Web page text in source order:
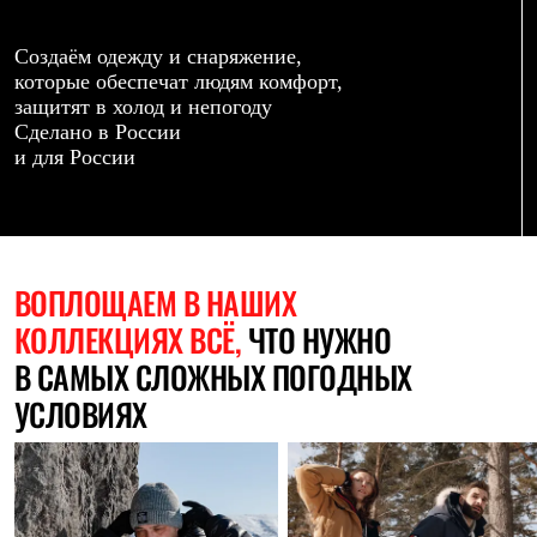
Среднее термобелье
Легкое термобелье
Лёгкая одежда
Футболки
Рубашки
Толстовки
Женская одежда
Брюки
Жилеты
Утепленная синтетикой
Куртки
Брюки
Штормовая одежда
Куртки
Софтшелл одежда
Куртки
Брюки
Лёгкая одежда
Создаём одежду и снаряжение,
которые обеспечат людям комфорт,
защитят в холод и непогоду
Сделано в России
и для России
ВОПЛОЩАЕМВ НАШИХ
КОЛЛЕКЦИЯХ ВСЁ,ЧТО НУЖНО
В САМЫХ СЛОЖНЫХ ПОГОДНЫХ
УСЛОВИЯХ